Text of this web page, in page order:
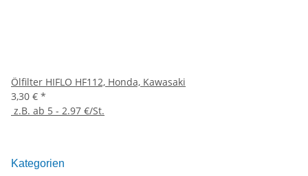
Ölfilter HIFLO HF112, Honda, Kawasaki
3,30 € *
z.B. ab 5 - 2.97 €/St.
Kategorien